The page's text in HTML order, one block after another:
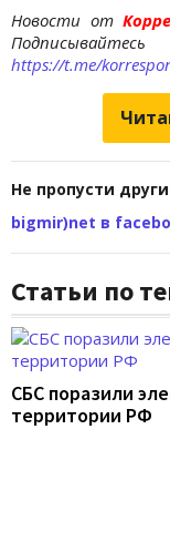
Новости от
https://t.me/
Не пропусти
bigmir)net в
Статьи по
СБС поразили
территории РФ